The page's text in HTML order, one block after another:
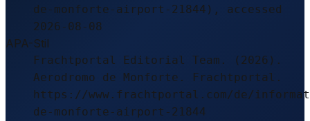
de-monforte-airport-21844), accessed
2026-08-08
APA-Stil
Frachtportal Editorial Team. (2026).
Aerodromo de Monforte. Frachtportal.
https://www.frachtportal.com/de/
de-monforte-airport-21844